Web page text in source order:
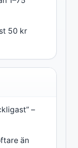
50 kr
–
än